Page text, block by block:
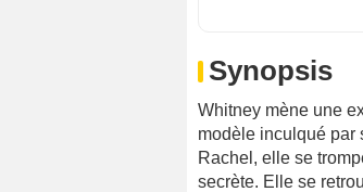
Synopsis
Whitney mène une
modèle inculqué par
Rachel, elle se
secrète. Elle se